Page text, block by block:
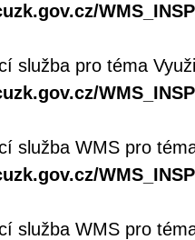
služba pro téma
služba WMS pro
služba WMS pro